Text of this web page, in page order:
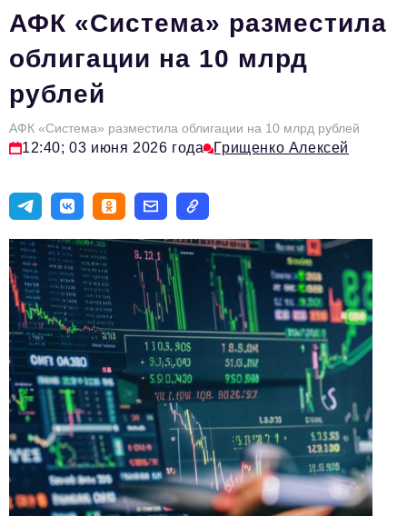
HR
Персона номера
Юридический практикум
Стиль жизни
Импортозамещение
Эксперты
Авторские материалы
Видео
Телефон редакции:+7 495 727-01-67
Электронные почты редакции:
Информационный отдел
info@business-magazine.online
Отдел рекламы
reklama@business-magazine.online
АФК «Система» разместила
облигации на 10 млрд
рублей
АФК «Система» разместила облигации на 10 млрд рублей
12:40; 03 июня 2026 года Грищенко Алексей